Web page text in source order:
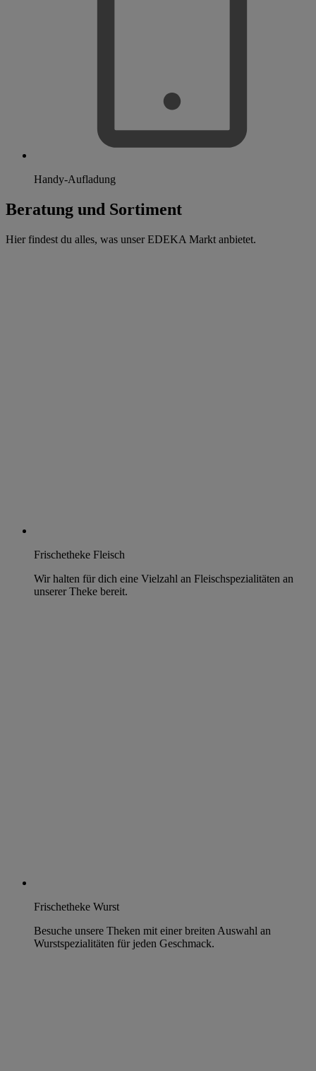
Handy-Aufladung
Beratung und Sortiment
Hier findest du alles, was unser EDEKA Markt anbietet.
Frischetheke Fleisch
Wir halten für dich eine Vielzahl an Fleischspezialitäten an
unserer Theke bereit.
Frischetheke Wurst
Besuche unsere Theken mit einer breiten Auswahl an
Wurstspezialitäten für jeden Geschmack.